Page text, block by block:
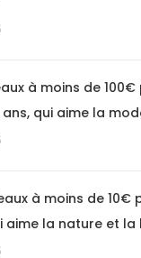
à moins de
ans, qui aime la
à moins de 10€
aime la nature et la